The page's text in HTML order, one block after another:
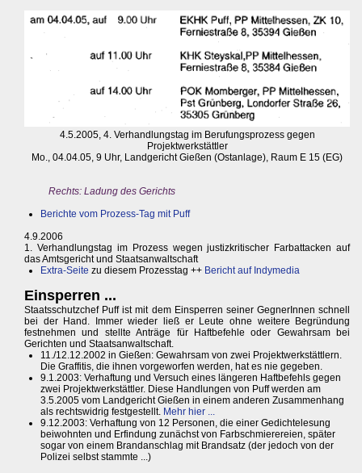
4.5.2005, 4. Verhandlungstag im Berufungsprozess gegen
Projektwerkstättler
Mo., 04.04.05, 9 Uhr, Landgericht Gießen (Ostanlage), Raum E 15 (EG)
Rechts: Ladung des Gerichts
Berichte vom Prozess-Tag mit Puff
4.9.2006
1. Verhandlungstag im Prozess wegen justizkritischer Farbattacken auf
das Amtsgericht und Staatsanwaltschaft
Extra-Seite zu diesem Prozesstag ++ Bericht auf Indymedia
Einsperren ...
Staatsschutzchef Puff ist mit dem Einsperren seiner GegnerInnen schnell
bei der Hand. Immer wieder ließ er Leute ohne weitere Begründung
festnehmen und stellte Anträge für Haftbefehle oder Gewahrsam bei
Gerichten und Staatsanwaltschaft.
11./12.12.2002 in Gießen: Gewahrsam von zwei Projektwerkstättlern.
Die Graffitis, die ihnen vorgeworfen werden, hat es nie gegeben.
9.1.2003: Verhaftung und Versuch eines längeren Haftbefehls gegen
zwei Projektwerkstättler. Diese Handlungen von Puff werden am
3.5.2005 vom Landgericht Gießen in einem anderen Zusammenhang
als rechtswidrig festgestellt. Mehr hier ...
9.12.2003: Verhaftung von 12 Personen, die einer Gedichtelesung
beiwohnten und Erfindung zunächst von Farbschmierereien, später
sogar von einem Brandanschlag mit Brandsatz (der jedoch von der
Polizei selbst stammte ...)